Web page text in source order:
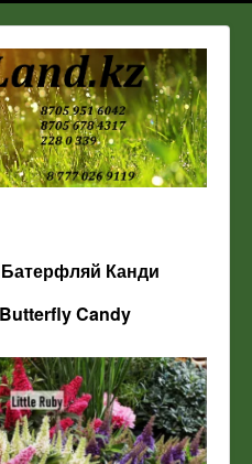
Батерфляй Канди
Candy